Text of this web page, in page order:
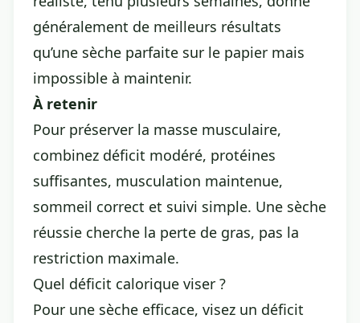
généralement de meilleurs résultats
qu’une sèche parfaite sur le papier mais
impossible à maintenir.
À retenir
Pour préserver la masse musculaire,
combinez déficit modéré, protéines
suffisantes, musculation maintenue,
sommeil correct et suivi simple. Une sèche
réussie cherche la perte de gras, pas la
restriction maximale.
Quel déficit calorique viser ?
Pour une sèche efficace, visez un déficit